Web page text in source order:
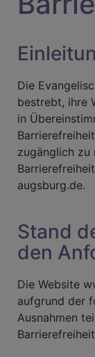
Die
bestrebt, ihre
in
zugänglich zu
augsburg.de.
Stand
den
Die Website
aufgrund der
Ausnahmen